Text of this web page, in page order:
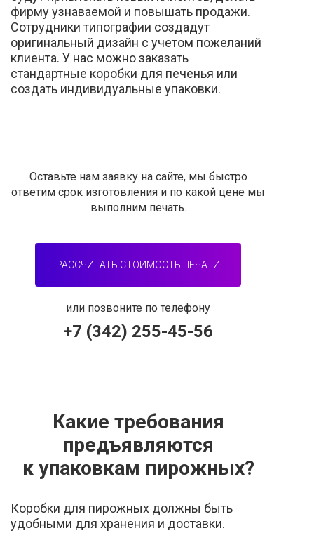
фирму узнаваемой и повышать продажи.
Сотрудники типографии создадут
оригинальный дизайн с учетом пожеланий
клиента. У нас можно заказать
стандартные коробки для печенья или
создать индивидуальные упаковки.
Оставьте нам заявку на сайте, мы быстро
ответим срок изготовления и по какой цене мы
выполним печать.
РАССЧИТАТЬ СТОИМОСТЬ ПЕЧАТИ
или позвоните по телефону
+7 (342) 255-45-56
Какие требования
предъявляются
к упаковкам пирожных?
Коробки для пирожных должны быть
удобными для хранения и доставки.